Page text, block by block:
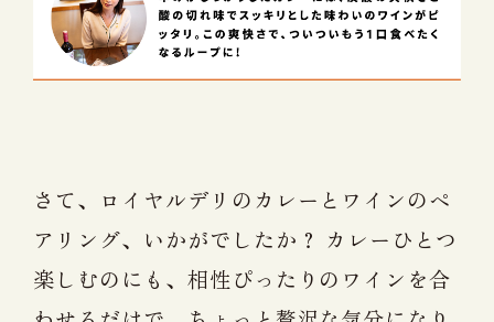
さて、ロイヤルデリのカレーとワインのペ
アリング、いかがでしたか？ カレーひとつ
楽しむのにも、相性ぴったりのワインを合